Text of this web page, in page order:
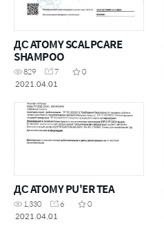
ДС ATOMY SCALPCARE
SHAMPOO
829 7
0
2021.04.01
ДС ATOMY PU'ER TEA
1,330 6
0
2021.04.01